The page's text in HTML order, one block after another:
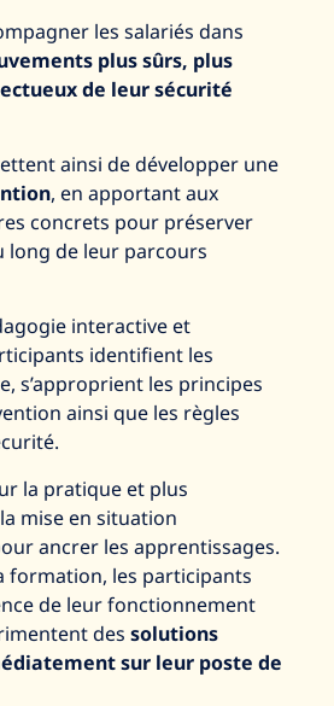
les salariés dans
plus sûrs, plus
de leur sécurité
ainsi de développer une
, en apportant aux
concrets pour préserver
long de leur parcours
interactive et
identifient les
s’approprient les principes
ainsi que les règles
la pratique et plus
mise en situation
ancrer les apprentissages.
formation, les participants
de leur fonctionnement
dessolutions
sur leur poste de